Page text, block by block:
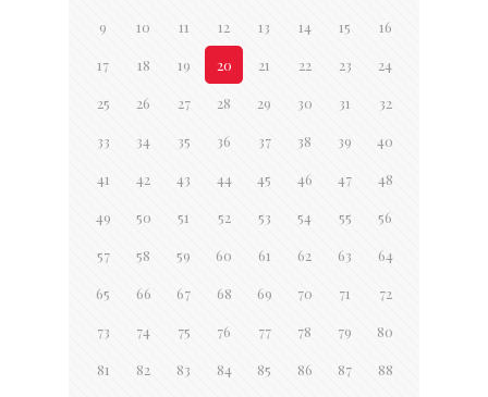
9 10 11 12 13 14 15 16
17 18 19 20 21 22 23 24
25 26 27 28 29 30 31 32
33 34 35 36 37 38 39 40
41 42 43 44 45 46 47 48
49 50 51 52 53 54 55 56
57 58 59 60 61 62 63 64
65 66 67 68 69 70 71 72
73 74 75 76 77 78 79 80
81 82 83 84 85 86 87 88